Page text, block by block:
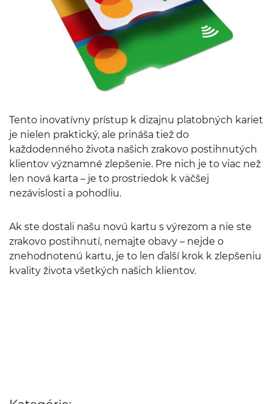
Tento inovatívny prístup k dizajnu platobných kariet
je nielen praktický, ale prináša tiež do
každodenného života našich zrakovo postihnutých
klientov významné zlepšenie. Pre nich je to viac než
len nová karta – je to prostriedok k väčšej
nezávislosti a pohodliu.
Ak ste dostali našu novú kartu s výrezom a nie ste
zrakovo postihnutí, nemajte obavy – nejde o
znehodnotenú kartu, je to len ďalší krok k zlepšeniu
kvality života všetkých našich klientov.